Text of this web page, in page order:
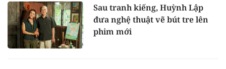
Sau tranh kiếng, Huỳnh Lập
đưa nghệ thuật vẽ bút tre lên
phim mới